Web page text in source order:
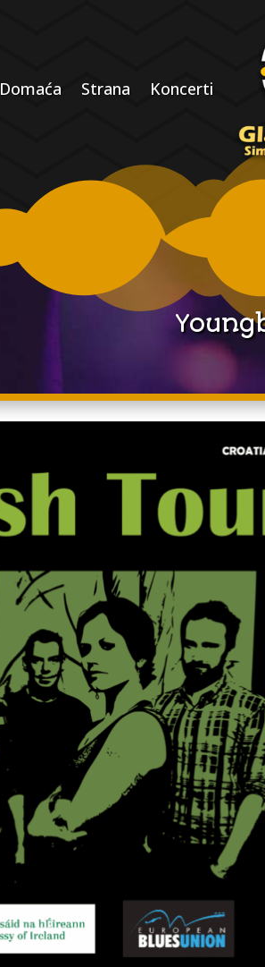
Domaća Strana Koncerti